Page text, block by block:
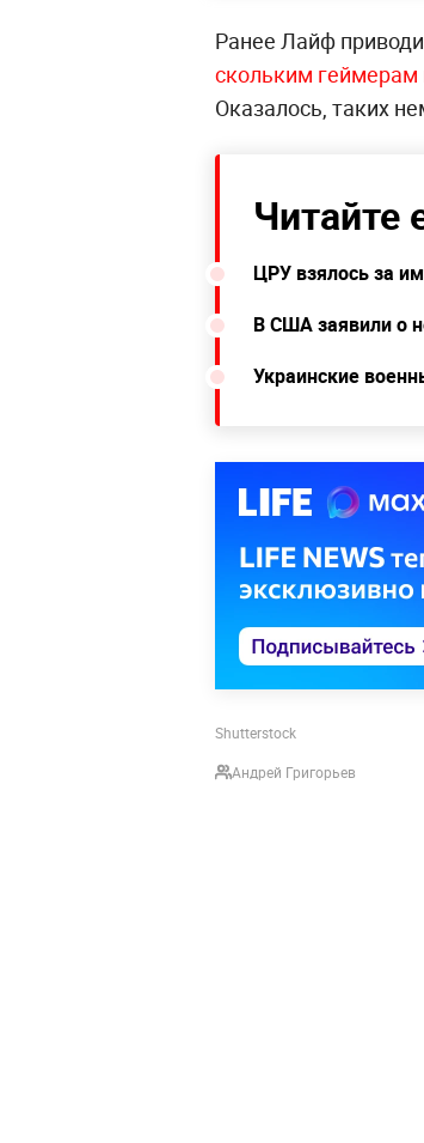
Ранее Лайф
скольким геймерам
Оказалось, таких
Читайте
ЦРУ взялось за
В США заявили о
Украинские
Shutterstock
Андрей Григорьев